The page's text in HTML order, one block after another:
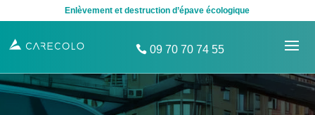
Enlèvement et destruction d’épave écologique
09 70 70 74 55